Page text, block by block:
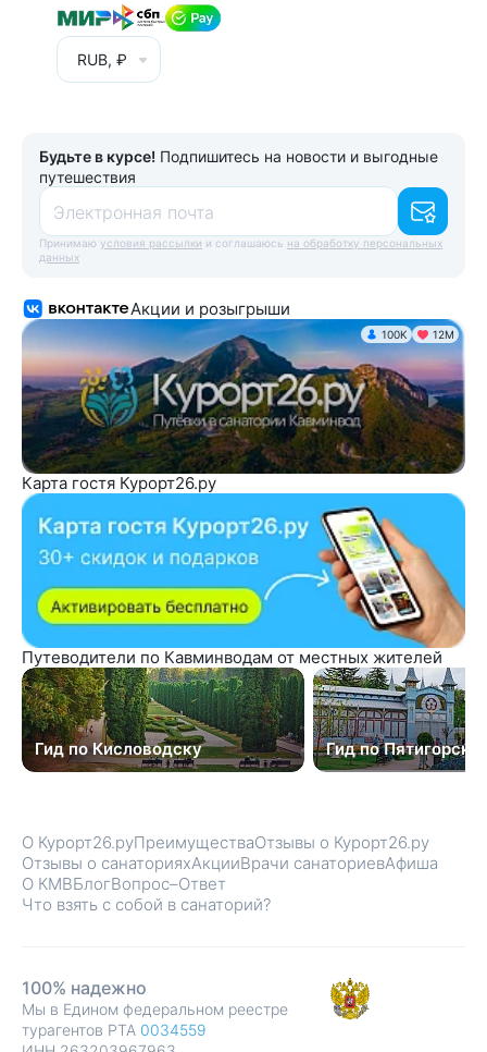
RUB, ₽
Будьте в курсе! Подпишитесь на новости и выгодные
путешествия
Электронная почта
Принимаю условия рассылки и соглашаюсь на обработку персональных
данных
Акции и розыгрыши
100K 12М
Карта гостя Курорт26.ру
Путеводители по Кавминводам от местных жителей
Гид по Кисловодску Гид по Пятигорску
О Курорт26.руПреимуществаОтзывы о Курорт26.ру
Отзывы о санаторияхАкцииВрачи санаториевАфиша
О КМВБлогВопрос–Ответ
Что взять с собой в санаторий?
100% надежно
Мы в Едином федеральном реестре
турагентов РТА 0034559